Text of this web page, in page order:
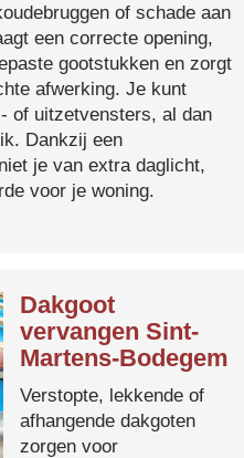
of schade aan
een correcte opening,
gootstukken en zorgt
afwerking. Je kunt
of uitzetvensters, al dan
Dankzij een
je van extra daglicht,
voor je woning.
Dakgoot
vervangen Sint-
Martens-Bodegem
Verstopte, lekkende of
afhangende dakgoten
zorgen voor